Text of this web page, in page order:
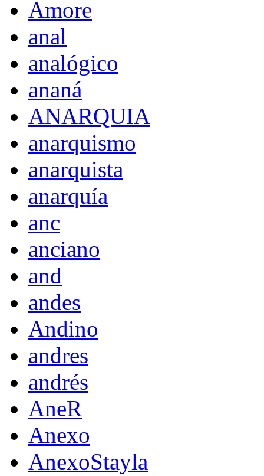
Amore
anal
analógico
ananá
ANARQUIA
anarquismo
anarquista
anarquía
anc
anciano
and
andes
Andino
andres
andrés
AneR
Anexo
AnexoStayla